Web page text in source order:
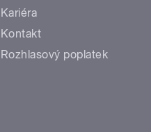
Kariéra
Kontakt
Rozhlasový poplatek